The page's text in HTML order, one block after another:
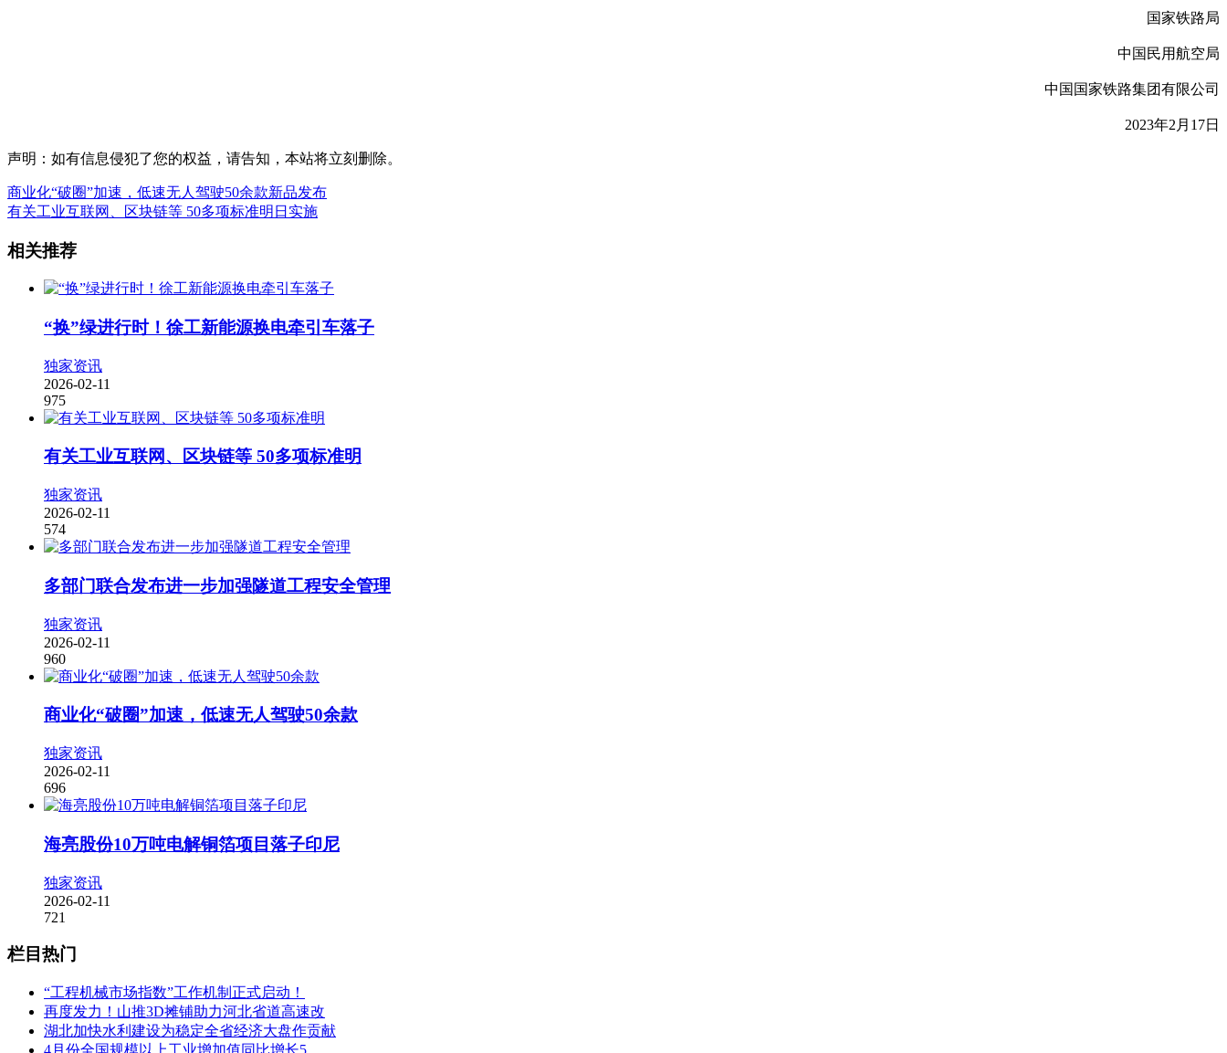
国家铁路局
中国民用航空局
中国国家铁路集团有限公司
2023年2月17日
声明：如有信息侵犯了您的权益，请告知，本站将立刻删除。
商业化“破圈”加速，低速无人驾驶50余款新品发布
有关工业互联网、区块链等 50多项标准明日实施
相关推荐
“换”绿进行时！徐工新能源换电牵引车落子
独家资讯
2026-02-11
975
有关工业互联网、区块链等 50多项标准明
独家资讯
2026-02-11
574
多部门联合发布进一步加强隧道工程安全管理
独家资讯
2026-02-11
960
商业化“破圈”加速，低速无人驾驶50余款
独家资讯
2026-02-11
696
海亮股份10万吨电解铜箔项目落子印尼
独家资讯
2026-02-11
721
栏目热门
“工程机械市场指数”工作机制正式启动！
再度发力！山推3D摊铺助力河北省道高速改
湖北加快水利建设为稳定全省经济大盘作贡献
4月份全国规模以上工业增加值同比增长5.